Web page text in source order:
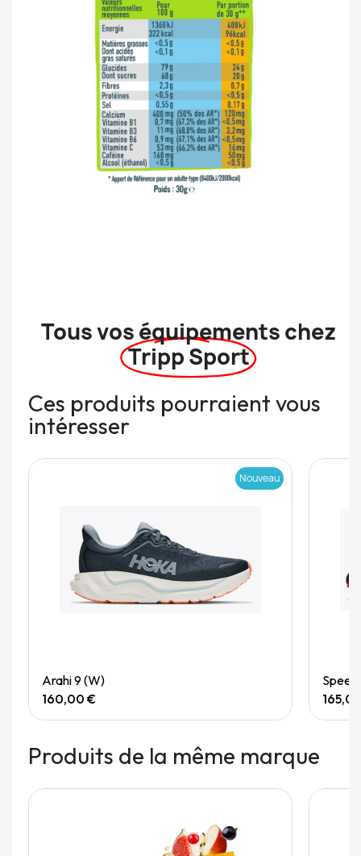
Tous vos équipements chez
Tripp Sport
Ces produits pourraient vous
intéresser
Nouveau
Arahi 9 (W)
160,00 €
Produits de la même marque